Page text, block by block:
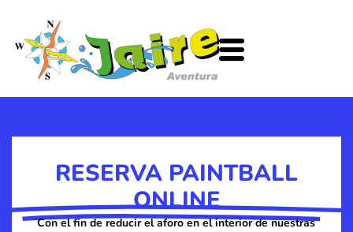
contenido
RESERVA PAINTBALL
ONLINE
Con el fin de reducir el aforo en el interior de nuestras